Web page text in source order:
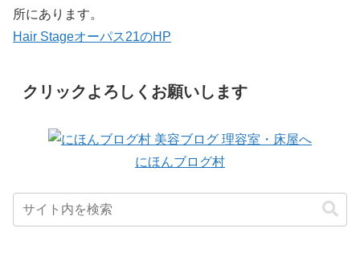
所にあります。
Hair Stageオーパス21のHP
クリックよろしくお願いします
にほんブログ村